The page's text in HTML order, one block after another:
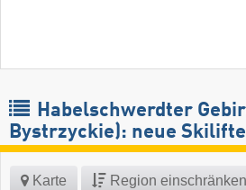
Habelschwerdter
Bystrzyckie): neue Skilifte
Karte Region einschränken